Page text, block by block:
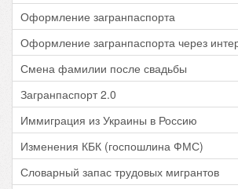
Оформление загранпаспорта
Оформление загранпаспорта через
Смена фамилии после свадьбы
Загранпаспорт 2.0
Иммиграция из Украины в Россию
Изменения КБК (госпошлина ФМС)
Словарный запас трудовых мигрантов